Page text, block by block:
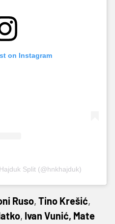
on Instagram
Split (@hnkhajduk)
Ruso, Tino Krešić,
, Ivan Vunić, Mate